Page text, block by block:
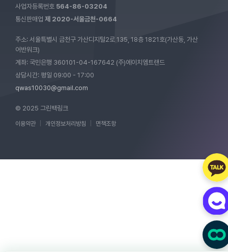
사업자등록번호 564-86-03204
통신판매업 제 2020-서울금천-0664
주소: 서울특별시 금천구 가산디지털2로 135, 18층 1821호(가산동, 가산
어반워크)
계좌: 국민은행 360101-04-167642 (주)에이치엠트랜드
상담시간: 평일 09:00 - 17:00
qwas10030@gmail.com
© 2025 그린백링크
이용약관 개인정보처리방침 면책조항